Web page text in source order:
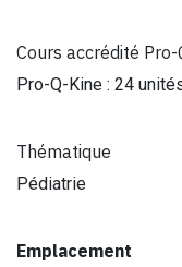
Cours accrédité Pro-
Pro-Q-Kine : 24
Thématique
Pédiatrie
Emplacement